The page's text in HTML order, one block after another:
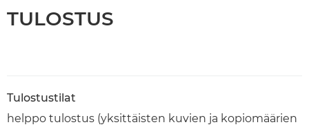
TULOSTUS
Tulostustilat
helppo tulostus (yksittäisten kuvien ja kopiomäärien